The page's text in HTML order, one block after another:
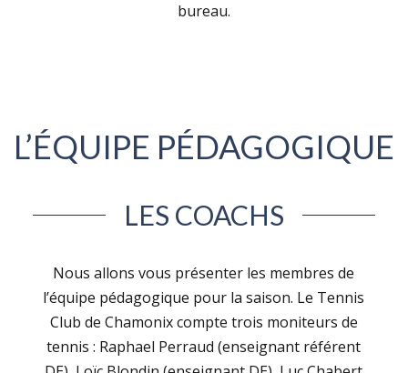
bureau.
L’ÉQUIPE PÉDAGOGIQUE
LES COACHS
Nous allons vous présenter les membres de
l’équipe pédagogique pour la saison. Le Tennis
Club de Chamonix compte trois moniteurs de
tennis : Raphael Perraud (enseignant référent